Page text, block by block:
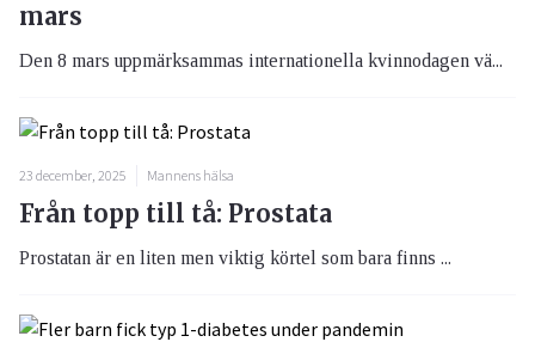
mars
Den 8 mars uppmärksammas internationella kvinnodagen vä...
23 december, 2025 Mannens hälsa
Från topp till tå: Prostata
Prostatan är en liten men viktig körtel som bara finns ...